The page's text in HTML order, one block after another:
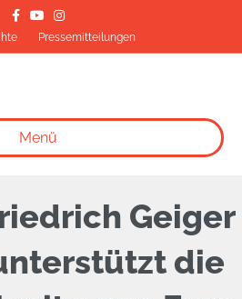
FacebookYoutubeInstagram
Pressemitteilungen
Menü
Geiger
die